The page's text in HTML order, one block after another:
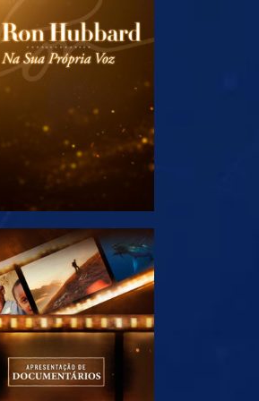
EXPLORE A SÉRIE